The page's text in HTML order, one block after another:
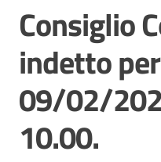
Consiglio
indetto
09/02/
10.00.